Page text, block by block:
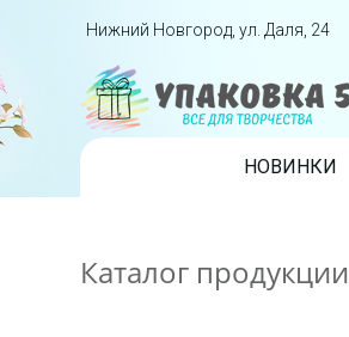
Перейти вниз
Нижний Новгород, ул. Даля, 24
Skip to content
НОВИНКИ
Каталог продукции